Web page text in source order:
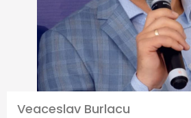
Veaceslav Burlacu